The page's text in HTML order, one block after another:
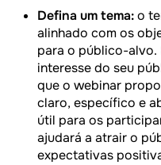
Defina um tema:o
alinhado com os
para o público-alvo.
interesse do seu
que o webinar
claro, específico e
útil para os
ajudará a atrair o
expectativas